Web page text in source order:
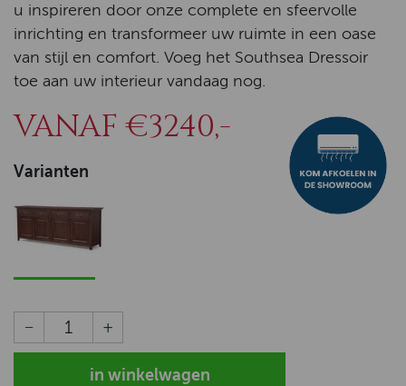
u inspireren door onze complete en sfeervolle
inrichting en transformeer uw ruimte in een oase
van stijl en comfort. Voeg het Southsea Dressoir
toe aan uw interieur vandaag nog.
VANAF €3240,-
Varianten